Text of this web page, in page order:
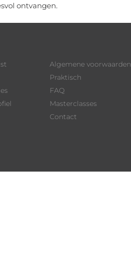
ontvangen.
Algemene voorwaarden
Praktisch
FAQ
Masterclasses
Contact